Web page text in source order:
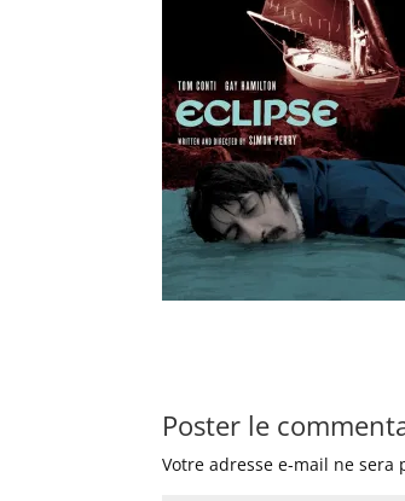
Poster le
Votre adresse e-mail ne sera